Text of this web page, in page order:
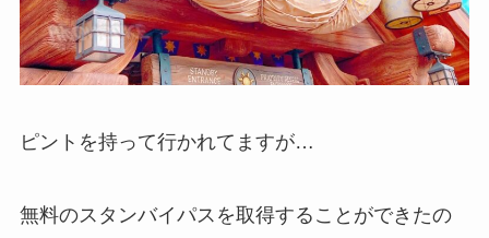
ピントを持って行かれてますが…
無料のスタンバイパスを取得することができたの